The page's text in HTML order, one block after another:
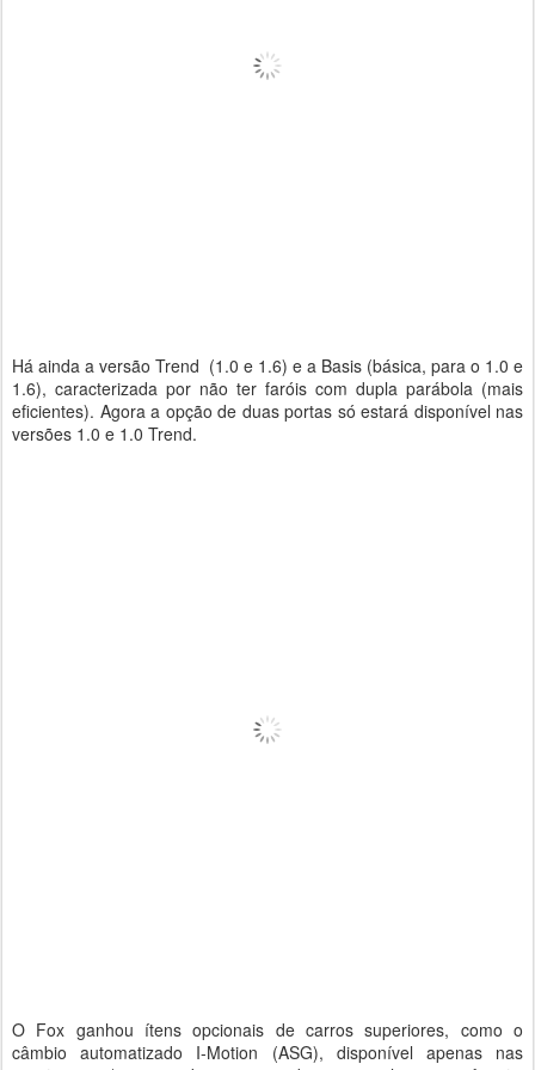
Há ainda a versão Trend (1.0 e 1.6) e a Basis (básica, para o 1.0 e
1.6), caracterizada por não ter faróis com dupla parábola (mais
eficientes). Agora a opção de duas portas só estará disponível nas
versões 1.0 e 1.0 Trend.
O Fox ganhou ítens opcionais de carros superiores, como o
câmbio automatizado I-Motion (ASG), disponível apenas nas